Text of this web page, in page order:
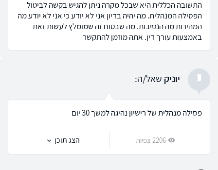
התשובה הכללית היא שבכל מקרה ניתן להגיש בקשה לביטול
הפסילה המנהלית. מה יהיה בדיון אני לא יודע כי אני לא יודע מה
המהירות מה הנסיבות. מה שבטוח זה שמומלץ לעשות זאת
באמצעות עורך דין. אתה מוזמן להתקשר
י יוניק שאל/ה:
פסילה מנהלית של רישיון נהיגה למשך 30 יום
2206 צפיות הצג תוכן